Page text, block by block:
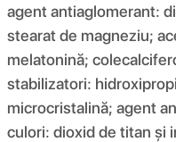
agent antiaglomerant:
stearat de magneziu;
melatonină;
stabilizatori:
microcristalină; agent
culori: dioxid de titan și